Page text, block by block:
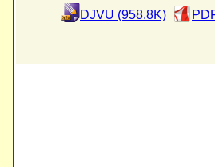
DJVU (958.8K)